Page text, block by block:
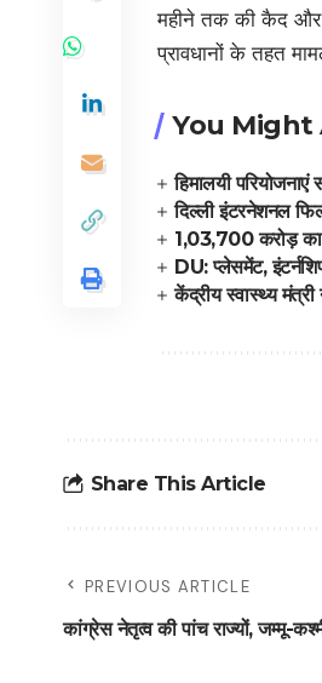
महीने तक की कैद और
प्रावधानों के तहत
You Might
हिमालयी
दिल्ली इंटरनेशनल
1,03,700 करोड़ का
DU: प्लेसमेंट,
केंद्रीय स्वास्थ्य
Share This Article
PREVIOUS ARTICLE
कांग्रेस नेतृत्व की पांच राज्यों, जम्मू-